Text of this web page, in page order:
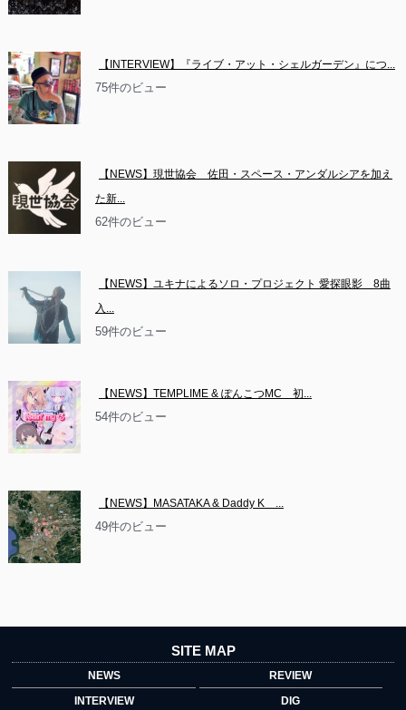
【INTERVIEW】『ライブ・アット・シェルガーデン』につ...
75件のビュー
【NEWS】現世協会　佐田・スペース・アンダルシアを加え
た新...
62件のビュー
【NEWS】ユキナによるソロ・プロジェクト 愛探眼影　8曲
入...
59件のビュー
【NEWS】TEMPLIME & ぽんこつMC　初...
54件のビュー
【NEWS】MASATAKA & Daddy K　...
49件のビュー
SITE MAP
NEWS
REVIEW
INTERVIEW
DIG